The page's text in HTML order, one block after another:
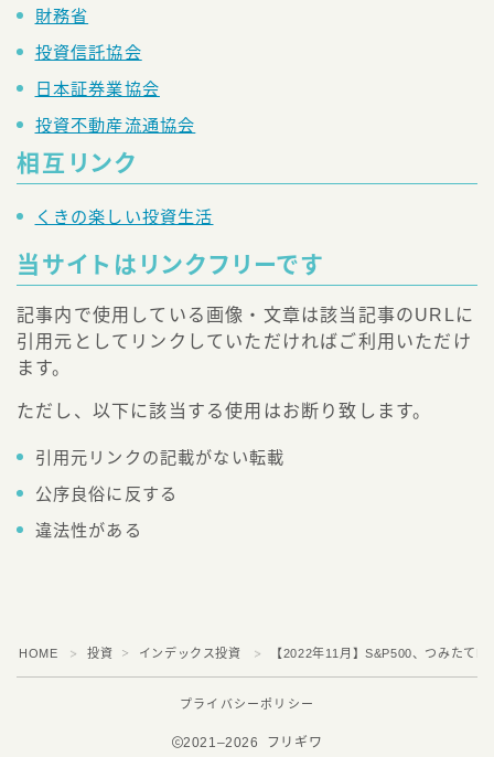
財務省
投資信託協会
日本証券業協会
投資不動産流通協会
相互リンク
くきの楽しい投資生活
当サイトはリンクフリーです
記事内で使用している画像・文章は該当記事のURLに
引用元としてリンクしていただければご利用いただけ
ます。
ただし、以下に該当する使用はお断り致します。
引用元リンクの記載がない転載
公序良俗に反する
違法性がある
HOME ＞ 投資 ＞ インデックス投資 ＞ 【2022年11月】S&P500、つみたて
プライバシーポリシー
2021–2026 フリギワ